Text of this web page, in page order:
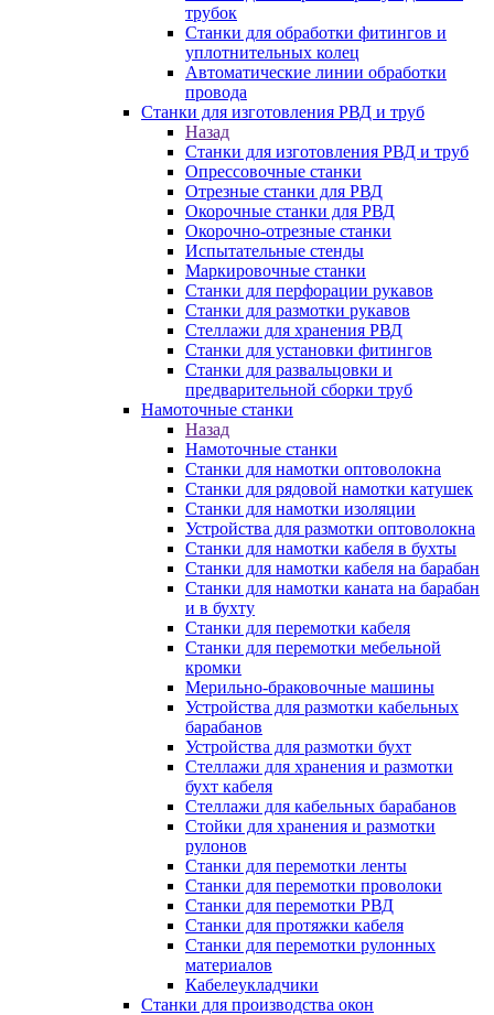
трубок
Станки для обработки фитингов и
уплотнительных колец
Автоматические линии обработки
провода
Станки для изготовления РВД и труб
Назад
Станки для изготовления РВД и труб
Опрессовочные станки
Отрезные станки для РВД
Окорочные станки для РВД
Окорочно-отрезные станки
Испытательные стенды
Маркировочные станки
Станки для перфорации рукавов
Станки для размотки рукавов
Стеллажи для хранения РВД
Станки для установки фитингов
Станки для развальцовки и
предварительной сборки труб
Намоточные станки
Назад
Намоточные станки
Станки для намотки оптоволокна
Станки для рядовой намотки катушек
Станки для намотки изоляции
Устройства для размотки оптоволокна
Станки для намотки кабеля в бухты
Станки для намотки кабеля на барабан
Станки для намотки каната на барабан
и в бухту
Станки для перемотки кабеля
Станки для перемотки мебельной
кромки
Мерильно-браковочные машины
Устройства для размотки кабельных
барабанов
Устройства для размотки бухт
Стеллажи для хранения и размотки
бухт кабеля
Стеллажи для кабельных барабанов
Стойки для хранения и размотки
рулонов
Станки для перемотки ленты
Станки для перемотки проволоки
Станки для перемотки РВД
Станки для протяжки кабеля
Станки для перемотки рулонных
материалов
Кабелеукладчики
Станки для производства окон